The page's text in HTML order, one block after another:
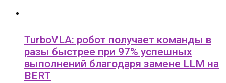
TurboVLA: робот получает команды в
разы быстрее при 97% успешных
выполнений благодаря замене LLM на
BERT